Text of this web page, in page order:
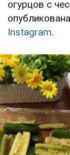
огурцов с
Instagram.